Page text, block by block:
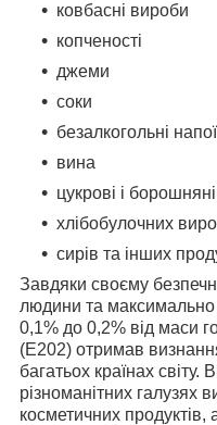
ковбасні вироби
копченості
джеми
соки
безалкогольні напої
вина
цукрові і
хлібобулочних
сирів та інших
Завдяки своєму
людини та
0,1% до 0,2% від маси
(E202) отримав
багатьох країнах світу.
різноманітних галузях
косметичних